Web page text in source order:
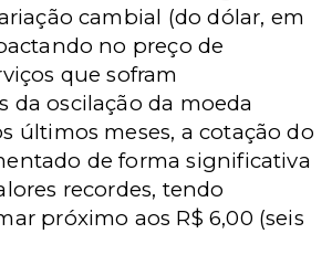
cambial (do dólar, em
no preço de
que sofram
da oscilação da moeda
últimos meses, a cotação do
de forma significativa
recordes, tendo
próximo aos R$ 6,00 (seis